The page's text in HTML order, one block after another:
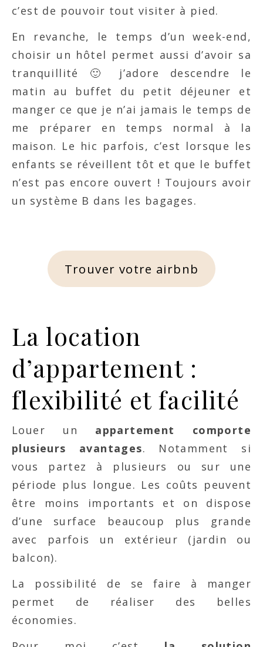
c’est de pouvoir tout visiter à pied.
En revanche, le temps d’un week-end,
choisir un hôtel permet aussi d’avoir sa
tranquillité 🙂 j’adore descendre le
matin au buffet du petit déjeuner et
manger ce que je n’ai jamais le temps de
me préparer en temps normal à la
maison. Le hic parfois, c’est lorsque les
enfants se réveillent tôt et que le buffet
n’est pas encore ouvert ! Toujours avoir
un système B dans les bagages.
Trouver votre airbnb
La location
d’appartement :
flexibilité et facilité
Louer un appartement comporte
plusieurs avantages. Notamment si
vous partez à plusieurs ou sur une
période plus longue. Les coûts peuvent
être moins importants et on dispose
d’une surface beaucoup plus grande
avec parfois un extérieur (jardin ou
balcon).
La possibilité de se faire à manger
permet de réaliser des belles
économies.